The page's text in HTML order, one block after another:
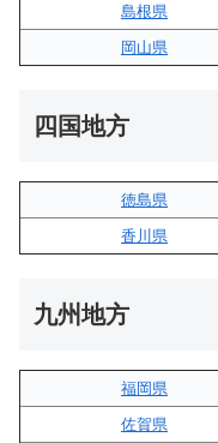
島根県
岡山県
四国地方
徳島県
香川県
九州地方
福岡県
佐賀県